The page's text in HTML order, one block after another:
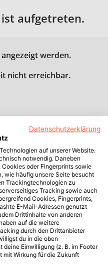
ist aufgetreten.
werden.
nicht erreichbar.
Datenschutzerklärung
auf unserer Website.
notwendig. Daneben
oder Fingerprints sowie
wie häufig unsere Seite besucht
Trackingtechnologien zu
Tracking sowie auch
Cookies, Fingerprints,
E-Mail-Adressen genutzt
Drittinhalte von anderen
auf die weitere
durch den Drittanbieter
du in die oben
deine Einwilligung (z. B. im Footer
mit Wirkung für die Zukunft